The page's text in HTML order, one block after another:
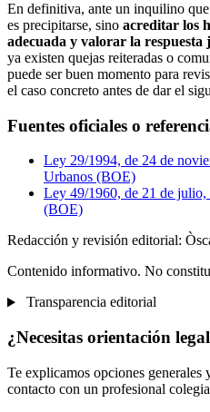
En definitiva, ante un inquilino
es precipitarse, sino acreditar los
adecuada y valorar la
ya existen quejas reiteradas o
puede ser buen momento para
el caso concreto antes de dar el
Fuentes oficiales o
Ley 29/1994, de 24 de
Urbanos (BOE)
Ley 49/1960, de 21 de
(BOE)
Redacción y revisión editorial:
Contenido informativo. No
Transparencia editorial
¿Necesitas orientación
Te explicamos opciones generales
contacto con un profesional